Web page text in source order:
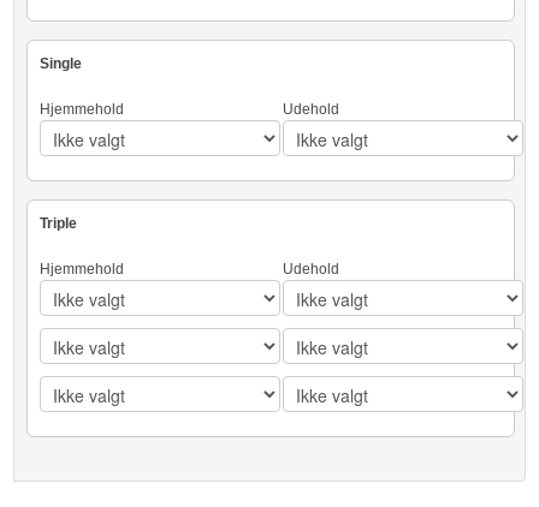
Single
Hjemmehold Udehold
Triple
Hjemmehold Udehold